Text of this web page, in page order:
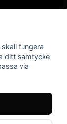
fungera
ditt samtycke
via